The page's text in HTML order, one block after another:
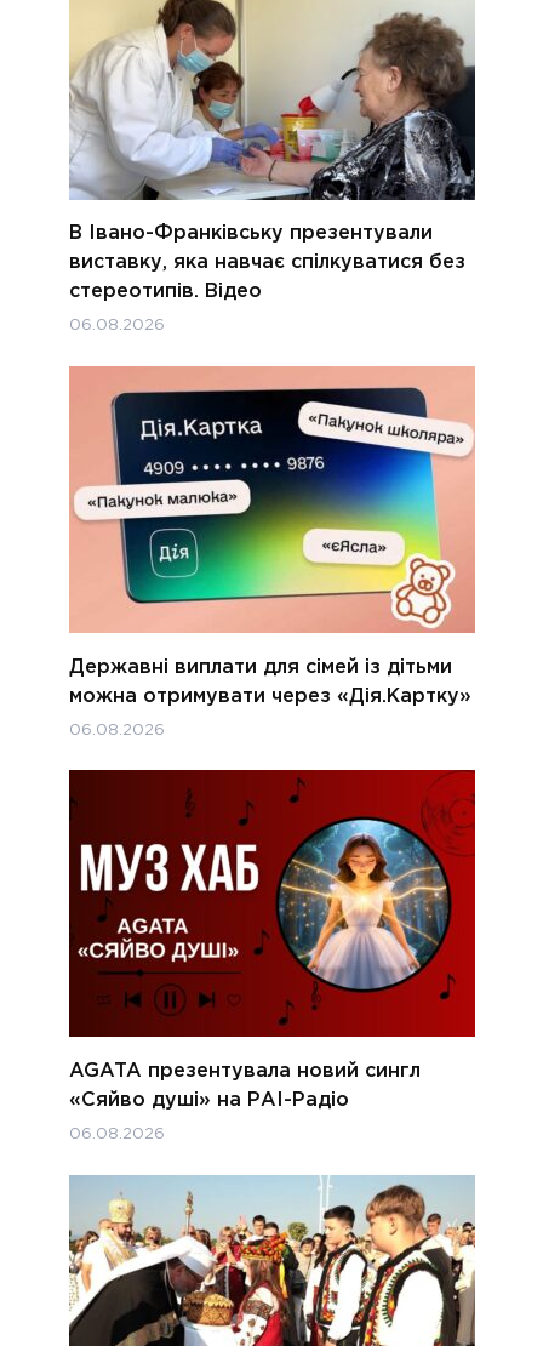
В Івано-Франківську презентували
виставку, яка навчає спілкуватися без
стереотипів. Відео
06.08.2026
Державні виплати для сімей із дітьми
можна отримувати через «Дія.Картку»
06.08.2026
AGATA презентувала новий сингл
«Сяйво душі» на РАІ-Радіо
06.08.2026